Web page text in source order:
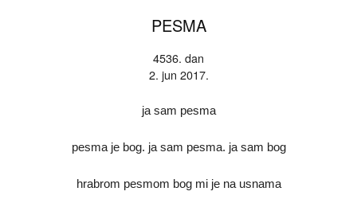
PESMA
4536. dan
2. jun 2017.
ja sam pesma
pesma je bog. ja sam pesma. ja sam bog
hrabrom pesmom bog mi je na usnama